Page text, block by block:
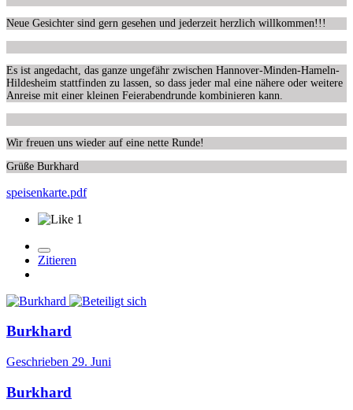
Neue Gesichter sind gern gesehen und jederzeit herzlich willkommen!!!
Es ist angedacht, das ganze ungefähr zwischen Hannover-Minden-Hameln-
Hildesheim stattfinden zu lassen, so dass jeder mal eine nähere oder weitere
Anreise mit einer kleinen Feierabendrunde kombinieren kann.
Wir freuen uns wieder auf eine nette Runde!
Grüße Burkhard
speisenkarte.pdf
1
Zitieren
Burkhard
Geschrieben 29. Juni
Burkhard